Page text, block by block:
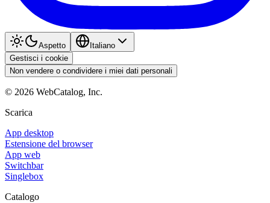
Aspetto
Italiano
Gestisci i cookie
Non vendere o condividere i miei dati personali
© 2026 WebCatalog, Inc.
Scarica
App desktop
Estensione del browser
App web
Switchbar
Singlebox
Catalogo